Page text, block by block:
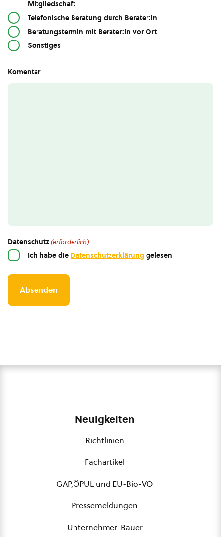
Mitgliedschaft
Telefonische Beratung durch Berater:in
Beratungstermin mit Berater:in vor Ort
Sonstiges
Komentar
Datenschutz(erforderlich)
Ich habe die Datenschutzerklärung gelesen
Neuigkeiten
Richtlinien
Fachartikel
GAP,ÖPUL und EU-Bio-VO
Pressemeldungen
Unternehmer-Bauer